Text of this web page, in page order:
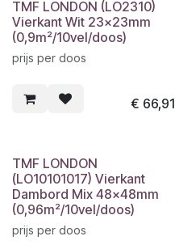
TMF LONDON (LO2310)
Vierkant Wit 23x23mm
(0,9m²/10vel/doos)
prijs per doos
€ 66,91
TMF LONDON
(LO10101017) Vierkant
Dambord Mix 48x48mm
(0,96m²/10vel/doos)
prijs per doos